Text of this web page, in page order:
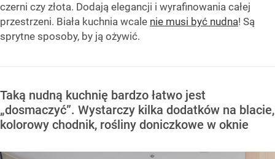
czerni czy złota. Dodają elegancji i wyrafinowania całej
przestrzeni. Biała kuchnia wcale nie musi być nudna! Są
sprytne sposoby, by ją ożywić.
Taką nudną kuchnię bardzo łatwo jest
„dosmaczyć”. Wystarczy kilka dodatków na blacie,
kolorowy chodnik, rośliny doniczkowe w oknie